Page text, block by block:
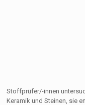
Stoffprüfer/-innen
Keramik und Steinen, sie